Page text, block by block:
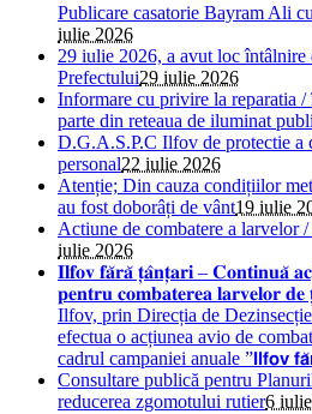
Publicare casatorie Bayram Ali
iulie 2026
29 iulie 2026, a avut loc
Prefectului29 iulie 2026
Informare cu privire la reparatia
parte din reteaua de iluminat
D.G.A.S.P.C Ilfov de protectie a
personal22 iulie 2026
Atenție; Din cauza condițiilor
au fost doborâți de vânt19 iulie
Actiune de combatere a larvelor
iulie 2026
𝐈𝐥𝐟𝐨𝐯 𝐟𝐚̆𝐫𝐚̆ 𝐭̦𝐚̂𝐧𝐭̦𝐚𝐫𝐢 – 𝐂𝐨𝐧𝐭𝐢𝐧𝐮𝐚̆
𝐩𝐞𝐧𝐭𝐫𝐮 𝐜𝐨𝐦𝐛𝐚𝐭𝐞𝐫𝐞𝐚 𝐥𝐚𝐫𝐯𝐞𝐥𝐨𝐫 𝐝𝐞
Ilfov, prin Direcția de
efectua o acțiunea avio de
cadrul campaniei anuale ”𝗜𝗹𝗳𝗼𝘃
Consultare publică pentru
reducerea zgomotului rutier6